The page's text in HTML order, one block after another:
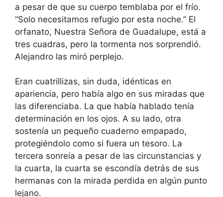
a pesar de que su cuerpo temblaba por el frío.
“Solo necesitamos refugio por esta noche.” El
orfanato, Nuestra Señora de Guadalupe, está a
tres cuadras, pero la tormenta nos sorprendió.
Alejandro las miró perplejo.
Eran cuatrillizas, sin duda, idénticas en
apariencia, pero había algo en sus miradas que
las diferenciaba. La que había hablado tenía
determinación en los ojos. A su lado, otra
sostenía un pequeño cuaderno empapado,
protegiéndolo como si fuera un tesoro. La
tercera sonreía a pesar de las circunstancias y
la cuarta, la cuarta se escondía detrás de sus
hermanas con la mirada perdida en algún punto
lejano.